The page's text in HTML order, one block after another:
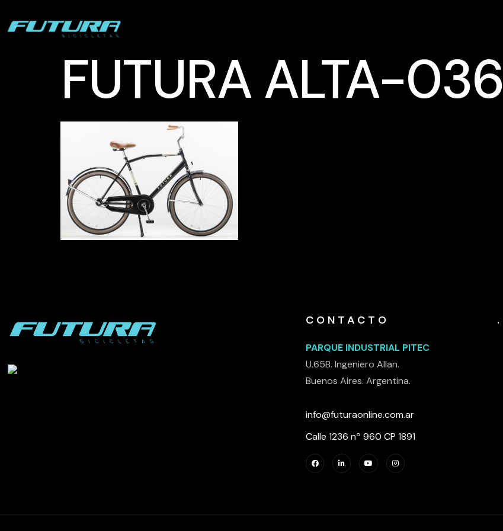
FUTURA ALTA-036
CONTACTO
PARQUE INDUSTRIAL PITEC
U.65B. Ingeniero Allan.
Buenos Aires. Argentina.
info@futuraonline.com.ar
Calle 1236 nº 960 CP 1891
.